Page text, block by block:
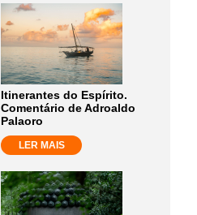
Itinerantes do Espírito.
Comentário de Adroaldo
Palaoro
LER MAIS